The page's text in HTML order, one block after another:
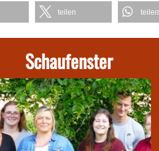
teilen teilen
Schaufenster